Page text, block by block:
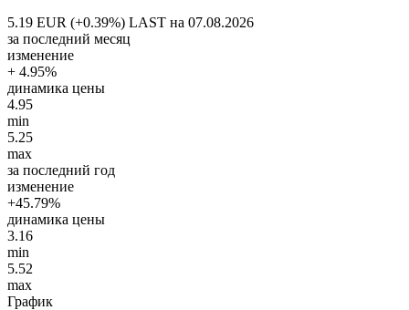
5.19 EUR (+0.39%) LAST на 07.08.2026
за последний месяц
изменение
+ 4.95%
динамика цены
4.95
min
5.25
max
за последний год
изменение
+45.79%
динамика цены
3.16
min
5.52
max
График